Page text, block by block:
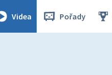
Videa Pořady